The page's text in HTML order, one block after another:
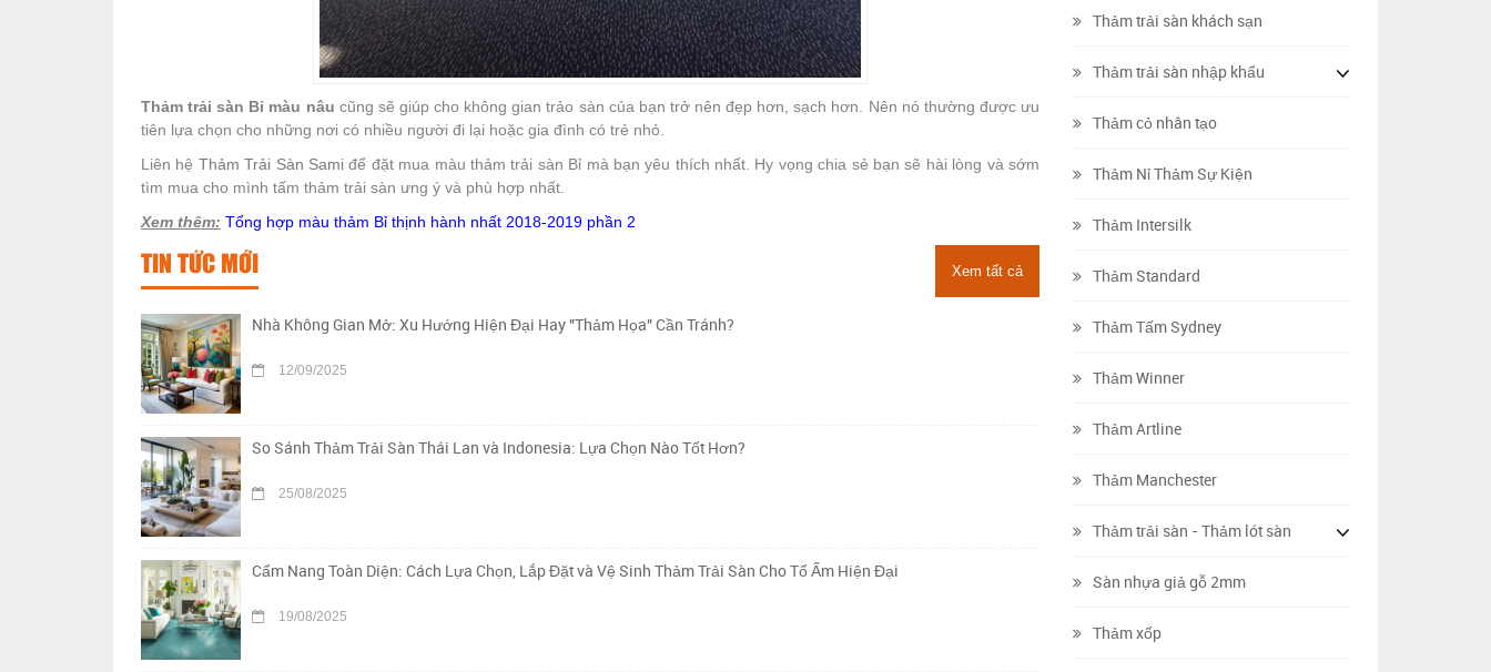
Thảm trải sàn Bỉ màu nâu cũng sẽ giúp cho không gian trảo sàn của bạn trở nên đẹp hơn, sạch hơn. Nên nó thường được ưu
tiên lựa chọn cho những nơi có nhiều người đi lại hoặc gia đình có trẻ nhỏ.
Liên hệ Thảm Trải Sàn Samiđể đặt mua màu thảm trải sàn Bỉ mà bạn yêu thích nhất. Hy vọng chia sẻ bạn sẽ hài lòng và sớm
tìm mua cho mình tấm thảm trải sàn ưng ý và phù hợp nhất.
Xem thêm: Tổng hợp màu thảm Bỉ thịnh hành nhất 2018-2019 phần 2
TIN TỨC MỚI Xem tất cả
Nhà Không Gian Mở: Xu Hướng Hiện Đại Hay "Thảm Họa" Cần Tránh?
12/09/2025
So Sánh Thảm Trải Sàn Thái Lan và Indonesia: Lựa Chọn Nào Tốt Hơn?
25/08/2025
Cẩm Nang Toàn Diện: Cách Lựa Chọn, Lắp Đặt và Vệ Sinh Thảm Trải Sàn Cho Tổ Ấm Hiện Đại
19/08/2025
Thảm trải sàn khách sạn
Thảm trải sàn nhập khẩu
Thảm cỏ nhân tạo
Thảm Nỉ Thảm Sự Kiện
Thảm Intersilk
Thảm Standard
Thảm Tấm Sydney
Thảm Winner
Thảm Artline
Thảm Manchester
Thảm trải sàn - Thảm lót sàn
Sàn nhựa giả gỗ 2mm
Thảm xốp